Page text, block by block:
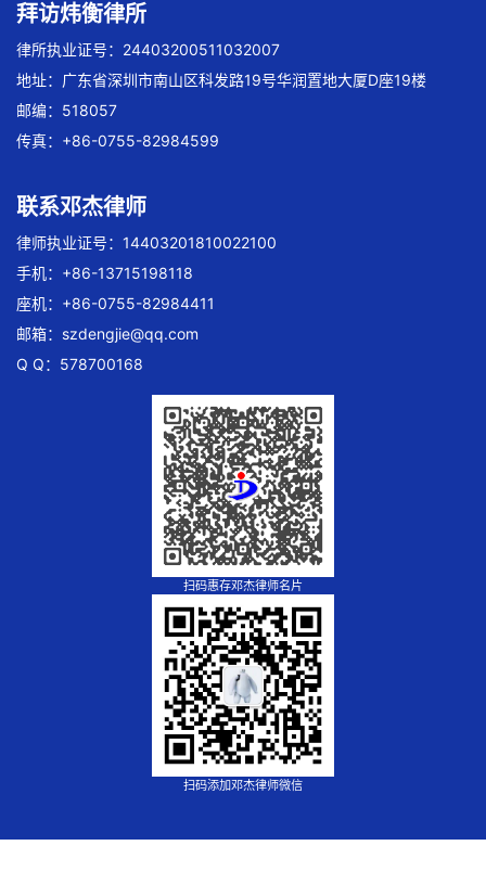
拜访炜衡律所
律所执业证号：24403200511032007
地址：广东省深圳市南山区科发路19号华润置地大厦D座19楼
邮编：518057
传真：+86-0755-82984599
联系邓杰律师
律师执业证号：14403201810022100
手机：+86-13715198118
座机：+86-0755-82984411
邮箱： szdengjie@qq.com
Q Q：578700168
扫码惠存邓杰律师名片
扫码添加邓杰律师微信